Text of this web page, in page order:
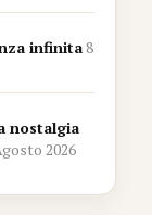
infinita8
nostalgia
2026